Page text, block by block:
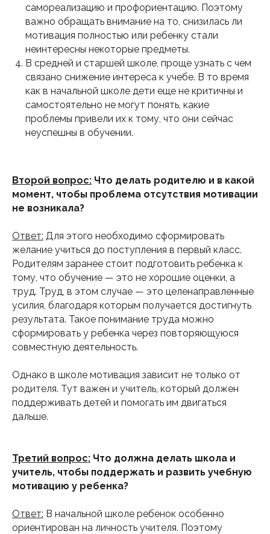
самореализацию и профориентацию. Поэтому
важно обращать внимание на то, снизилась ли
мотивация полностью или ребенку стали
неинтересны некоторые предметы.
В средней и старшей школе, проще узнать с чем
связано снижение интереса к учебе. В то время
как в начальной школе дети еще не критичны и
самостоятельно не могут понять, какие
проблемы привели их к тому, что они сейчас
неуспешны в обучении.
Второй вопрос: Что делать родителю и в какой
момент, чтобы проблема отсутствия мотивации
не возникала?
Ответ: Для этого необходимо сформировать
желание учиться до поступления в первый класс.
Родителям заранее стоит подготовить ребенка к
тому, что обучение — это не хорошие оценки, а
труд. Труд, в этом случае — это целенаправленные
усилия, благодаря которым получается достигнуть
результата. Такое понимание труда можно
сформировать у ребенка через повторяющуюся
совместную деятельность.
Однако в школе мотивация зависит не только от
родителя. Тут важен и учитель, который должен
поддерживать детей и помогать им двигаться
дальше.
Третий вопрос: Что должна делать школа и
учитель, чтобы поддержать и развить учебную
мотивацию у ребенка?
Ответ: В начальной школе ребенок особенно
ориентирован на личность учителя. Поэтому